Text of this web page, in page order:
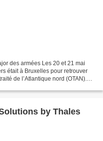
des armées Les 20 et 21 mai
était à Bruxelles pour retrouver
de l’Atlantique nord (OTAN).
by Thales